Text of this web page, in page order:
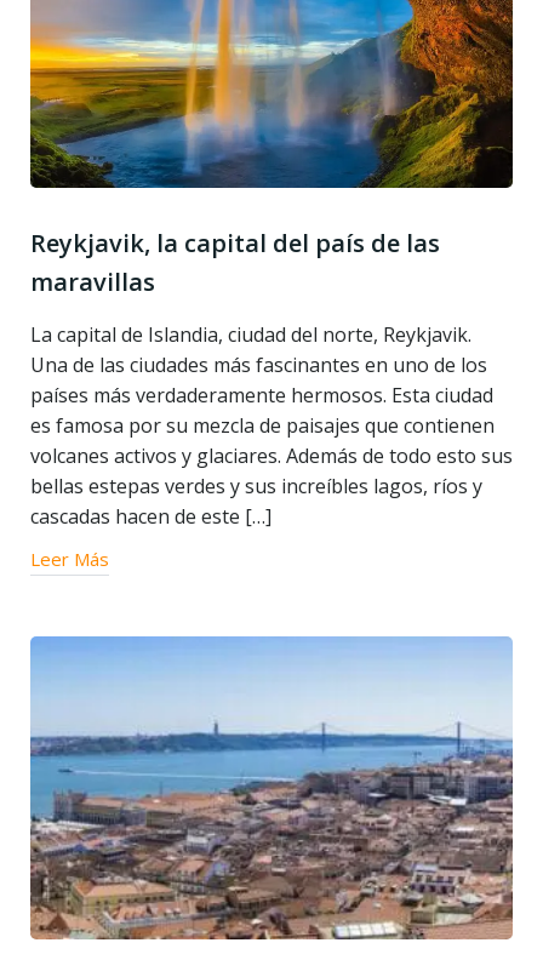
Reykjavik, la capital del país de las
maravillas
La capital de Islandia, ciudad del norte, Reykjavik.
Una de las ciudades más fascinantes en uno de los
países más verdaderamente hermosos. Esta ciudad
es famosa por su mezcla de paisajes que contienen
volcanes activos y glaciares. Además de todo esto sus
bellas estepas verdes y sus increíbles lagos, ríos y
cascadas hacen de este […]
Leer Más